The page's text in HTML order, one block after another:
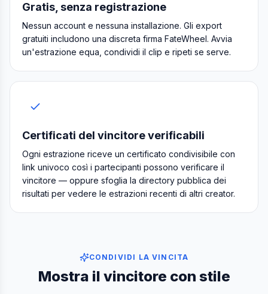
Gratis, senza registrazione
Nessun account e nessuna installazione. Gli export
gratuiti includono una discreta firma FateWheel. Avvia
un'estrazione equa, condividi il clip e ripeti se serve.
Certificati del vincitore verificabili
Ogni estrazione riceve un certificato condivisibile con
link univoco così i partecipanti possono verificare il
vincitore — oppure sfoglia la directory pubblica dei
risultati per vedere le estrazioni recenti di altri creator.
CONDIVIDI LA VINCITA
Mostra il vincitore con stile